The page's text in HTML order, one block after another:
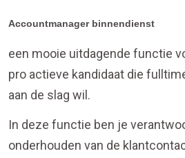
Accountmanager binnendienst
een mooie uitdagende functie
pro actieve kandidaat die
aan de slag wil.
In deze functie ben je
onderhouden van de